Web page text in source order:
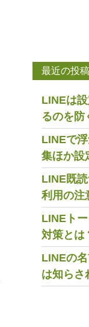
最近の投稿
LINEは
るのを防
LINEで
集ほか設
LINE既
利用の注
LINEト
対策とは
LINEの
は知らさ